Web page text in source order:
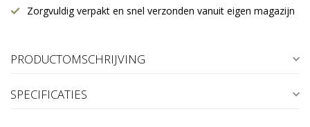
Zorgvuldig verpakt en snel verzonden vanuit eigen magazijn
PRODUCTOMSCHRIJVING
SPECIFICATIES